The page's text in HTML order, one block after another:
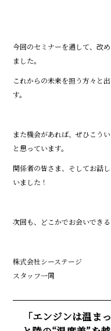
今回のセミナーを通して、改
ました。
これからの未来を担う方々と
す。
また機会があれば、ぜひこう
と思っています。
関係者の皆さま、そしてお話
いました！
次回も、どこかでお会いでき
株式会社シーステージ
スタッフ一同
「エンジンは温ま